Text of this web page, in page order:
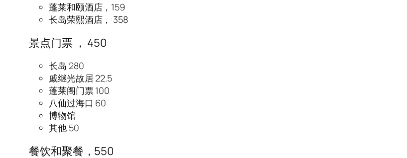
蓬莱和颐酒店，159
长岛荣熙酒店， 358
景点门票 ， 450
长岛 280
戚继光故居 22.5
蓬莱阁门票 100
八仙过海口 60
博物馆
其他 50
餐饮和聚餐，550